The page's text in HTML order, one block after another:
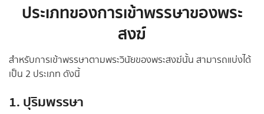
ประเภทของการเข้าพรรษาของพระ
สงฆ์
สำหรับการเข้าพรรษาตามพระวินัยของพระสงฆ์นั้น สามารถแบ่งได้
เป็น 2 ประเภท ดังนี้
1. ปุริมพรรษา